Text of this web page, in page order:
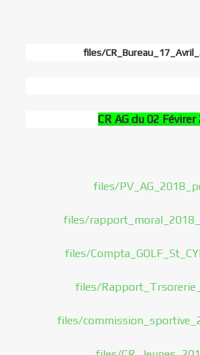
files/
CR AG du 02 Févirer
files/
files/
files/
files/
files/